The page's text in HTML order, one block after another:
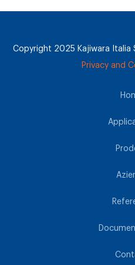
Copyright 2025 Kajiwara Italia
Privacy and